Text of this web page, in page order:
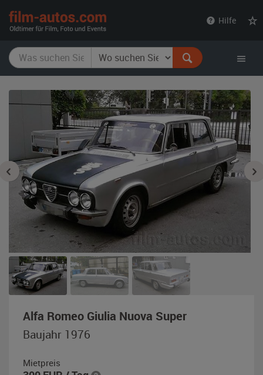
Hilfe
Alfa Romeo Giulia Nuova Super,
Baujahr 1976
Mietpreis